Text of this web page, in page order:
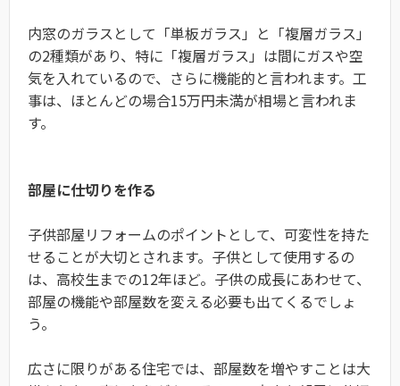
内窓のガラスとして「単板ガラス」と「複層ガラス」
の2種類があり、特に「複層ガラス」は間にガスや空
気を入れているので、さらに機能的と言われます。工
事は、ほとんどの場合15万円未満が相場と言われま
す。
部屋に仕切りを作る
子供部屋リフォームのポイントとして、可変性を持た
せることが大切とされます。子供として使用するの
は、高校生までの12年ほど。子供の成長にあわせて、
部屋の機能や部屋数を変える必要も出てくるでしょ
う。
広さに限りがある住宅では、部屋数を増やすことは大